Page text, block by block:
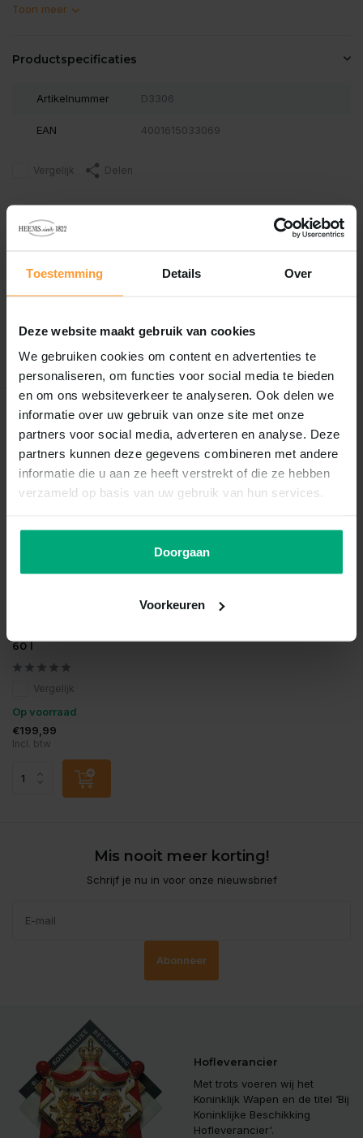
Toestemming Details Over
Deze website maakt gebruik van cookies
We gebruiken cookies om content en advertenties te
personaliseren, om functies voor social media te bieden
en om ons websiteverkeer te analyseren. Ook delen we
informatie over uw gebruik van onze site met onze
partners voor social media, adverteren en analyse. Deze
partners kunnen deze gegevens combineren met andere
informatie die u aan ze heeft verstrekt of die ze hebben
verzameld op basis van uw gebruik van hun services.
Doorgaan
Voorkeuren
Toon meer
Productspecificaties
Artikelnummer D3306
EAN 4001615033069
Vergelijk Delen
Reviews
0/ Based on 0 reviews
Recent bekeken
60 l
Vergelijk
Op voorraad
€199,99
Incl. btw
Mis nooit meer korting!
Schrijf je nu in voor onze nieuwsbrief
Abonneer
Hofleverancier
Met trots voeren wij het
Koninklijk Wapen en de titel ‘Bij
Koninklijke Beschikking
Hofleverancier'.